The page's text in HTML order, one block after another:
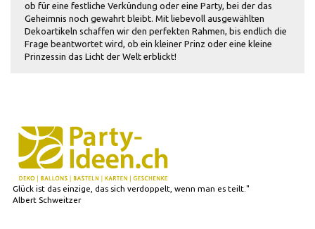
ob für eine festliche Verkündung oder eine Party, bei der das
Geheimnis noch gewahrt bleibt. Mit liebevoll ausgewählten
Dekoartikeln schaffen wir den perfekten Rahmen, bis endlich die
Frage beantwortet wird, ob ein kleiner Prinz oder eine kleine
Prinzessin das Licht der Welt erblickt!
Glück ist das einzige, das sich verdoppelt, wenn man es teilt."
Albert Schweitzer